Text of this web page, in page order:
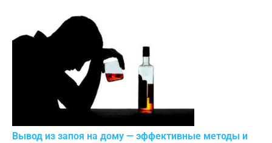
Вывод из запоя на дому — эффективные методы и